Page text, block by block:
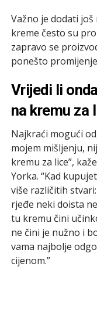
Važno je dodati
kreme često su
zapravo se
ponešto
Vrijedi li
na kremu za
Najkraći mogući
mojem mišljenju,
kremu za lice”, kaže
Yorka. “Kad
više različitih
rjeđe neki doista
tu kremu čini
ne čini je nužno i
vama najbolje
cijenom.”